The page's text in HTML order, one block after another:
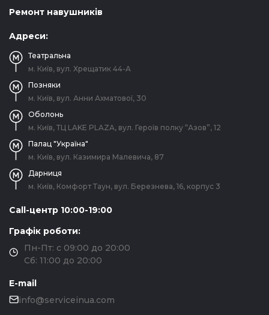
Ремонт навушників
Адреси:
Театральна
м. Київ, вул. Хрещатик 44-A
Позняки
м. Київ, вул. Анни Ахматової, 30
Оболонь
м. Київ, ТЦ LAKE PLAZA, вул. Героїв полку “Азов”, 12
Палац "Україна"
м. Київ, вул. Казимира Малевича, 87
Дарниця
м. Київ, Комфорт Таун, вул. Березнева, 16, корпус 3
Call-центр 10:00-19:00
Графік роботи:
Пн-Пт: с 09:00 до 20:00
Сб: 11:00 до 20:00
E-mail
info@serviceinua.com